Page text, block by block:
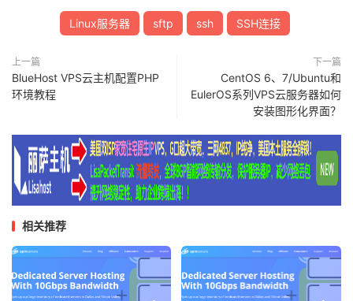
Linux服务器 sftp ssh SSH连接
上一篇
BlueHost VPS云主机配置PHP
环境教程
下一篇
CentOS 6、7/Ubuntu和
EulerOS系列VPS云服务器如何
安装图形化界面？
相关推荐